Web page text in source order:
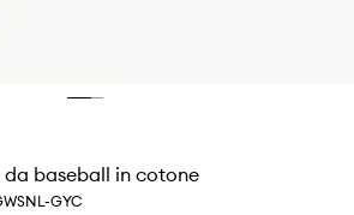
baseball in cotone
GYC